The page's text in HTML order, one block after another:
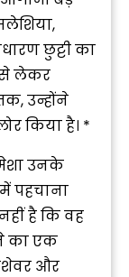
छुट्टी का
से लेकर
उन्होंने
किया है। *
उनके
पहचाना
है कि वह
का एक
और